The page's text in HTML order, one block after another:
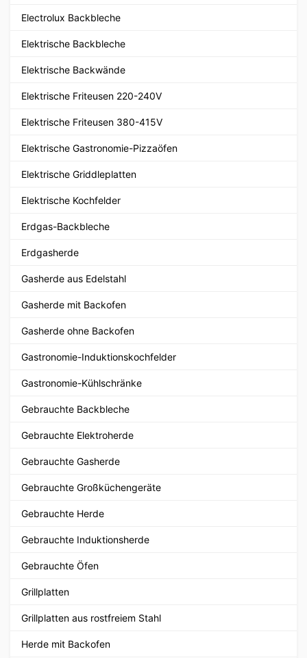
Electrolux Backbleche
Elektrische Backbleche
Elektrische Backwände
Elektrische Friteusen 220-240V
Elektrische Friteusen 380-415V
Elektrische Gastronomie-Pizzaöfen
Elektrische Griddleplatten
Elektrische Kochfelder
Erdgas-Backbleche
Erdgasherde
Gasherde aus Edelstahl
Gasherde mit Backofen
Gasherde ohne Backofen
Gastronomie-Induktionskochfelder
Gastronomie-Kühlschränke
Gebrauchte Backbleche
Gebrauchte Elektroherde
Gebrauchte Gasherde
Gebrauchte Großküchengeräte
Gebrauchte Herde
Gebrauchte Induktionsherde
Gebrauchte Öfen
Grillplatten
Grillplatten aus rostfreiem Stahl
Herde mit Backofen